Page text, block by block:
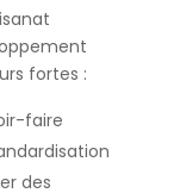
fortes :
faire
des